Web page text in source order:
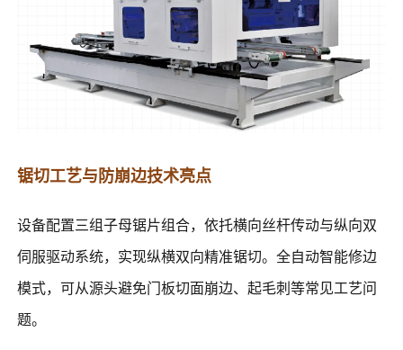
锯切工艺与防崩边技术亮点
设备配置三组子母锯片组合，依托横向丝杆传动与纵向双
伺服驱动系统，实现纵横双向精准锯切。全自动智能修边
模式，可从源头避免门板切面崩边、起毛刺等常见工艺问
题。